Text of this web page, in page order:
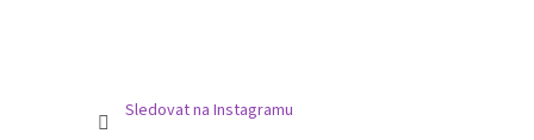
Sledovat na Instagramu